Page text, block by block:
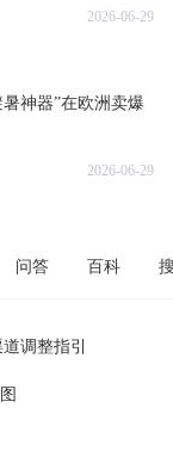
2026-06-29
神器”在欧洲卖爆
2026-06-29
问答 百科
调整指引